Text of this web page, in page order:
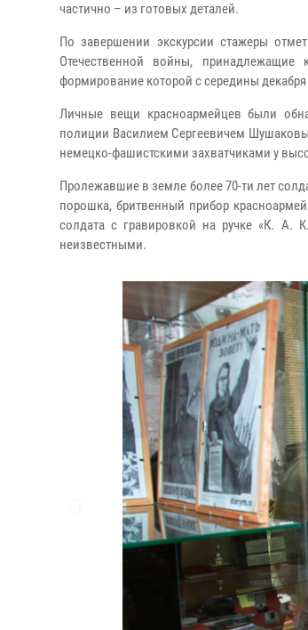
частично – из готовых деталей.
По завершении экскурсии стажеры
Отечественной войны, принадлежащие
формирование которой с середины
Личные вещи красноармейцев были
полиции Василием Сергеевичем
немецко-фашистскими захватчиками у
Пролежавшие в земле более 70-ти лет
порошка, бритвенный прибор
солдата с гравировкой на ручке «К. А.
неизвестными.